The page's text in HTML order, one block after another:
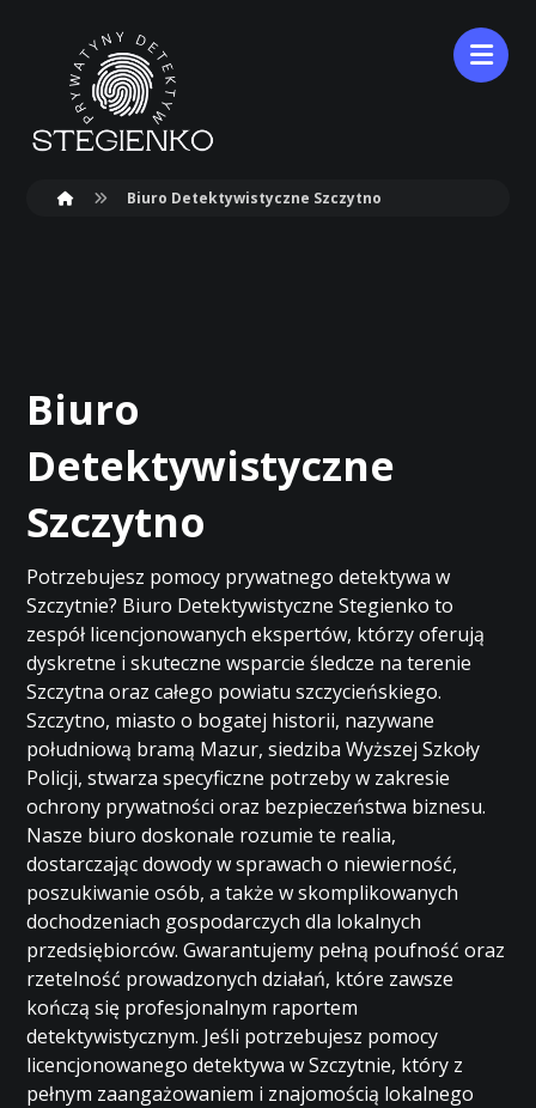
Biuro Detektywistyczne Szczytno
Biuro
Detektywistyczne
Szczytno
Potrzebujesz pomocy prywatnego detektywa w
Szczytnie? Biuro Detektywistyczne Stegienko to
zespół licencjonowanych ekspertów, którzy oferują
dyskretne i skuteczne wsparcie śledcze na terenie
Szczytna oraz całego powiatu szczycieńskiego.
Szczytno, miasto o bogatej historii, nazywane
południową bramą Mazur, siedziba Wyższej Szkoły
Policji, stwarza specyficzne potrzeby w zakresie
ochrony prywatności oraz bezpieczeństwa biznesu.
Nasze biuro doskonale rozumie te realia,
dostarczając dowody w sprawach o niewierność,
poszukiwanie osób, a także w skomplikowanych
dochodzeniach gospodarczych dla lokalnych
przedsiębiorców. Gwarantujemy pełną poufność oraz
rzetelność prowadzonych działań, które zawsze
kończą się profesjonalnym raportem
detektywistycznym. Jeśli potrzebujesz pomocy
licencjonowanego detektywa w Szczytnie, który z
pełnym zaangażowaniem i znajomością lokalnego